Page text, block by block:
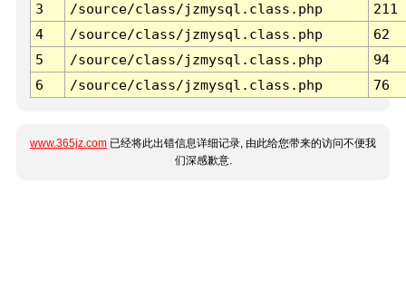
3 /source/class/jzmysql.class.php
211
4
/source/class/jzmysql.class.php
62
5
/source/class/jzmysql.class.php
94
6
/source/class/jzmysql.class.php 76
www.365jz.com 已经将此出错信息详细记录, 由此给您带来的访问不便我
们深感歉意.